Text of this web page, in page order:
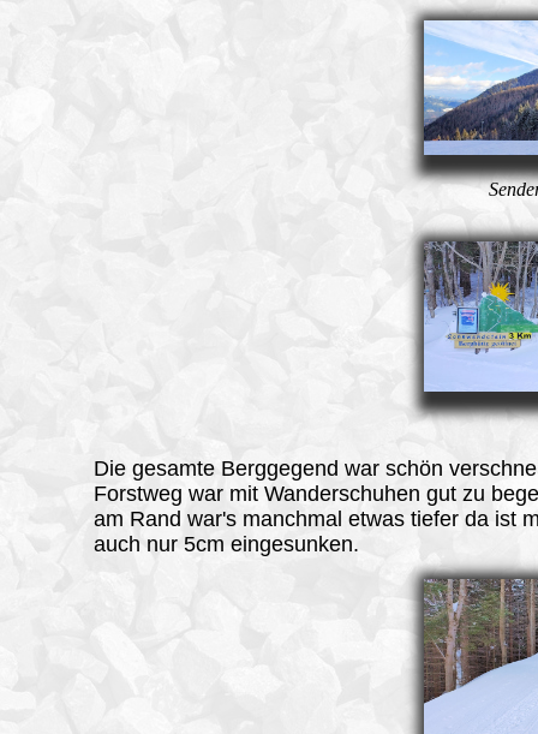
Die gesamte Berggegend war schön
Forstweg war mit Wanderschuhen gut zu
am Rand war's manchmal etwas tiefer da ist
auch nur 5cm eingesunken.